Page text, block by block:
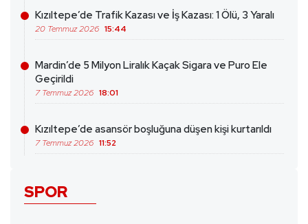
Kızıltepe’de Trafik Kazası ve İş Kazası: 1 Ölü, 3 Yaralı
20 Temmuz 2026 15:44
Mardin’de 5 Milyon Liralık Kaçak Sigara ve Puro Ele
Geçirildi
7 Temmuz 2026 18:01
Kızıltepe’de asansör boşluğuna düşen kişi kurtarıldı
7 Temmuz 2026 11:52
SPOR